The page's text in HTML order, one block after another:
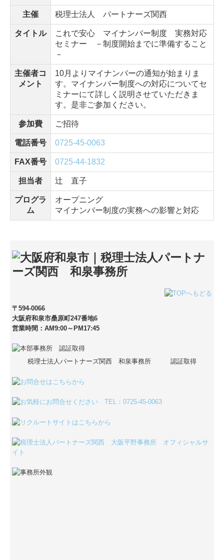
主催 税理士法人 パートナーズ関西
タイトル
これで安心 マイナンバー制度 実務対応
セミナー －制度開始までに準備すること
－
主催者コ
メント
10月よりマイナンバーの通知が始まりま
す。マイナンバー制度への対応についてセ
ミナーにて詳しく説明させていただきま
す。是非ご参加ください。
参加費 ご招待
電話番号 0725-45-0063
FAX番号 0725-44-1832
担当者 辻 直子
プログラ
ム
オープニング
マイナンバー制度の実務への影響と対応
〒594-0066
大阪府和泉市桑原町247番地6
営業時間：AM9:00～PM17:45
税理士法人パートナーズ関西 和泉事務所 認証取得